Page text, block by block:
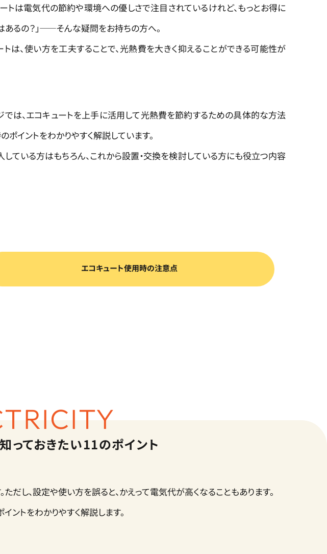
ートは電気代の節約や環境への優しさで注目されているけれど、もっとお得に
あるの？」――そんな疑問をお持ちの方へ。
トは、使い方を工夫することで、光熱費を大きく抑えることができる可能性が
では、エコキュートを上手に活用して光熱費を節約するための具体的な方法
ポイントをわかりやすく解説しています。
している方はもちろん、これから設置・交換を検討している方にも役立つ内容
エコキュート使用時の注意点
知っておきたい11のポイント
ただし、設定や使い方を誤ると、かえって電気代が高くなることもあります。
ントをわかりやすく解説します。